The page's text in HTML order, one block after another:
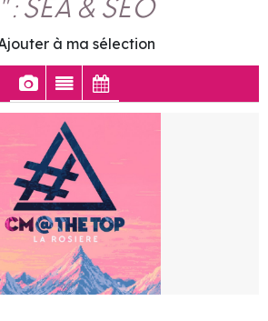
: SEA & SEO
à ma sélection